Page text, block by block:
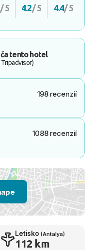
/ 5 4.2/ 5 4.4/ 5
tento hotel
198 recenzií
1088 recenzií
Letisko (Antalya)
112 km